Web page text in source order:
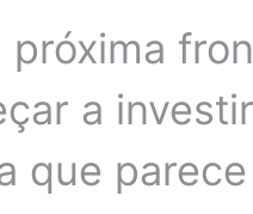
próxima
a
que